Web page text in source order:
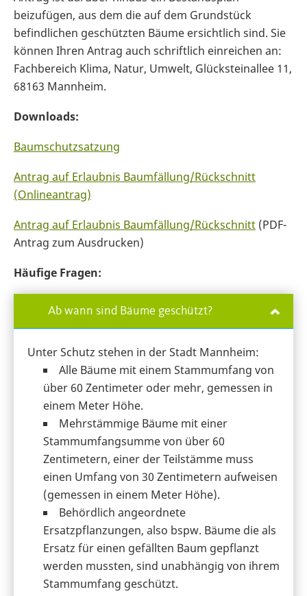
beizufügen, aus dem die auf dem Grundstück
befindlichen geschützten Bäume ersichtlich sind. Sie
können Ihren Antrag auch schriftlich einreichen an:
Fachbereich Klima, Natur, Umwelt, Glücksteinallee 11,
68163 Mannheim.
Downloads:
Baumschutzsatzung
Antrag auf Erlaubnis Baumfällung/Rückschnitt
(Onlineantrag)
Antrag auf Erlaubnis Baumfällung/Rückschnitt (PDF-
Antrag zum Ausdrucken)
Häufige Fragen:
Ab wann sind Bäume geschützt?
Unter Schutz stehen in der Stadt Mannheim:
Alle Bäume mit einem Stammumfang von
über 60 Zentimeter oder mehr, gemessen in
einem Meter Höhe.
Mehrstämmige Bäume mit einer
Stammumfangsumme von über 60
Zentimetern, einer der Teilstämme muss
einen Umfang von 30 Zentimetern aufweisen
(gemessen in einem Meter Höhe).
Behördlich angeordnete
Ersatzpflanzungen, also bspw. Bäume die als
Ersatz für einen gefällten Baum gepflanzt
werden mussten, sind unabhängig von ihrem
Stammumfang geschützt.